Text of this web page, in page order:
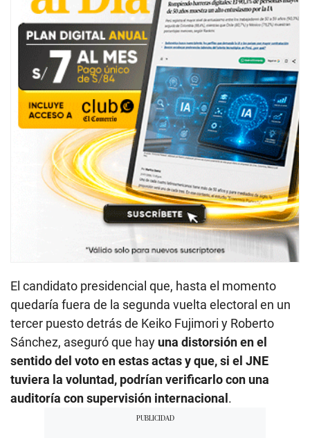
El candidato presidencial que, hasta el momento
quedaría fuera de la segunda vuelta electoral en un
tercer puesto detrás de Keiko Fujimori y Roberto
Sánchez, aseguró que hay una distorsión en el
sentido del voto en estas actas y que, si el JNE
tuviera la voluntad, podrían verificarlo con una
auditoría con supervisión internacional.